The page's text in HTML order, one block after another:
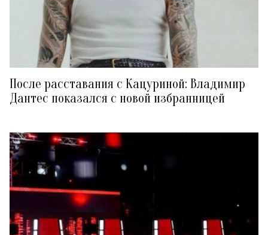
После расставания с Кацуриной: Владимир
Дантес показался с новой избранницей